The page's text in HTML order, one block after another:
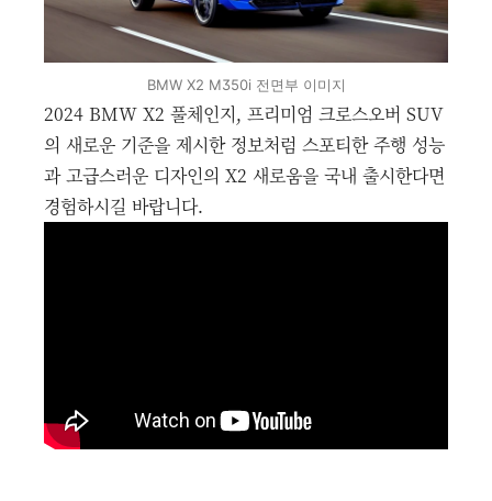
BMW X2 M350i 전면부 이미지
2024 BMW X2 풀체인지, 프리미엄 크로스오버 SUV
의 새로운 기준을 제시한 정보처럼 스포티한 주행 성능
과 고급스러운 디자인의 X2 새로움을 국내 출시한다면
경험하시길 바랍니다.